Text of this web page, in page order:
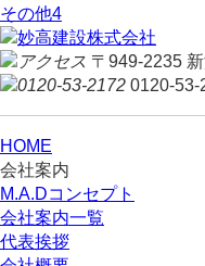
その他4
〒949-2235
0120-53-
HOME
会社案内
M.A.Dコンセプト
会社案内一覧
代表挨拶